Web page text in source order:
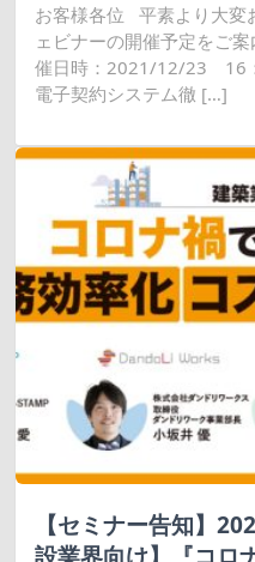
お客様各位 平素より大変
ェビナーの開催予定をご
催日時：2021/12/23 16
電子契約システム徹 […]
【セミナー告知】